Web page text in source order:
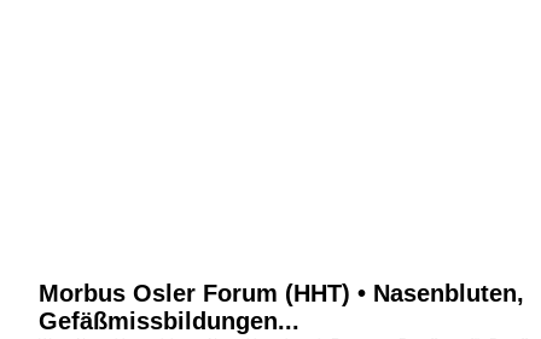
Morbus Osler Forum (HHT) • Nasenbluten,
Gefäßmissbildungen...